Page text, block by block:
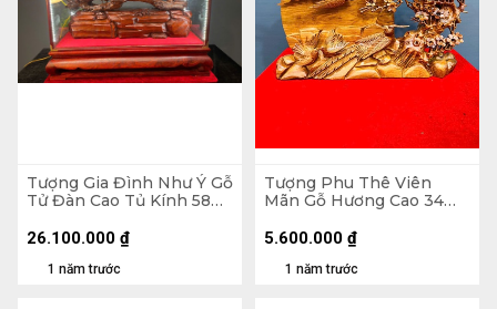
Tượng Gia Đình Như Ý Gỗ
Tử Đàn Cao Tủ Kính 58
1 năm trước
26.100.000 ₫
Tượng Phu Thê Viên
Mãn Gỗ Hương Cao 34
1 năm trước
5.600.000 ₫